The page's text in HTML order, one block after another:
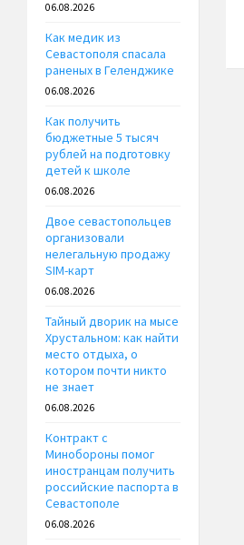
06.08.2026
Как медик из
Севастополя спасала
раненых в Геленджике
06.08.2026
Как получить
бюджетные 5 тысяч
рублей на подготовку
детей к школе
06.08.2026
Двое севастопольцев
организовали
нелегальную продажу
SIM-карт
06.08.2026
Тайный дворик на мысе
Хрустальном: как найти
место отдыха, о
котором почти никто
не знает
06.08.2026
Контракт с
Минобороны помог
иностранцам получить
российские паспорта в
Севастополе
06.08.2026